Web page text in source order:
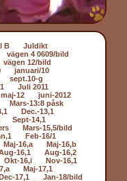
B
Juldikt
vägen 4 0609/bild
vägen 12/bild
januari/10
sept.10-g
Juli 2011
maj-12
juni-2012
Mars-13:8 påsk
Dec.-13,1
Sept-14,1
Mars-15,5/bild
Feb-16/1
Maj-16,a
Maj-16,b
16,1
Aug-16,2
Okt-16,i
Nov-16,1
Maj-17,1
17,1
Jan-18/bild